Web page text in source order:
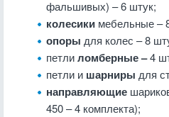
фальшивых) – 6 штук;
колесики мебельные –
опоры для колес – 8
петлиломберные –4
петли и шарниры для
направляющие
450 – 4 комплекта);